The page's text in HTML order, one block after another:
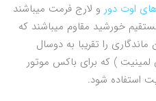
اوت دور و لارج فرمت میباشند
خورشید مقاوم میباشند که
را تقریبا به دوسال
از نوع بدون لمینیت ) که برای باکس موتور
استفاده شود.